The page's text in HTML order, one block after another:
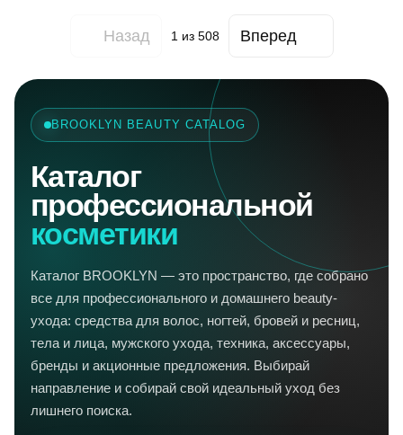
Назад 1 из 508 Вперед
BROOKLYN BEAUTY CATALOG
Каталог
профессиональной
косметики
Каталог BROOKLYN — это пространство, где собрано
все для профессионального и домашнего beauty-
ухода: средства для волос, ногтей, бровей и ресниц,
тела и лица, мужского ухода, техника, аксессуары,
бренды и акционные предложения. Выбирай
направление и собирай свой идеальный уход без
лишнего поиска.